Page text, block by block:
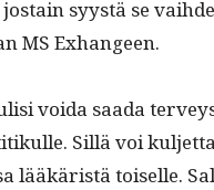
syys­tä se
MS Exhangeen.
voi­da saa­da
Sil­lä voi
lääkäristä toiselle.